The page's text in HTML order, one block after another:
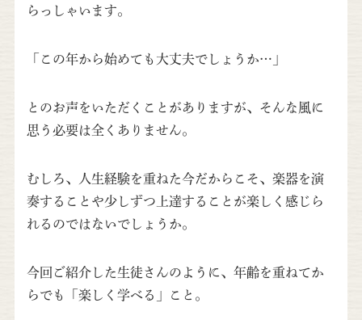
らっしゃいます。
「この年から始めても大丈夫でしょうか…」
とのお声をいただくことがありますが、そんな風に
思う必要は全くありません。
むしろ、人生経験を重ねた今だからこそ、楽器を演
奏することや少しずつ上達することが楽しく感じら
れるのではないでしょうか。
今回ご紹介した生徒さんのように、年齢を重ねてか
らでも「楽しく学べる」こと。